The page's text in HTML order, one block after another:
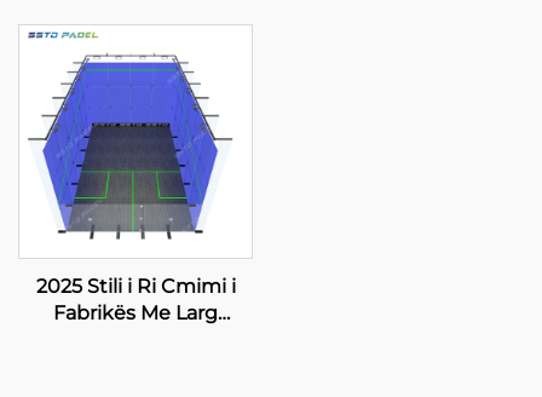
Manufacturer Klasik
Padel Court Teknologji
e Parëdritshme për
Padel Club 001-2
2025 Stili i Ri Cmimi i
Fabrikës Me Larg